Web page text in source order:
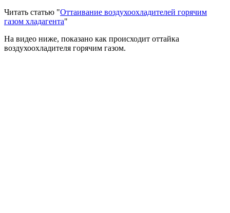
Читать статью "Оттаивание воздухоохладителей горячим
газом хладагента"
На видео ниже, показано как происходит оттайка
воздухоохладителя горячим газом.